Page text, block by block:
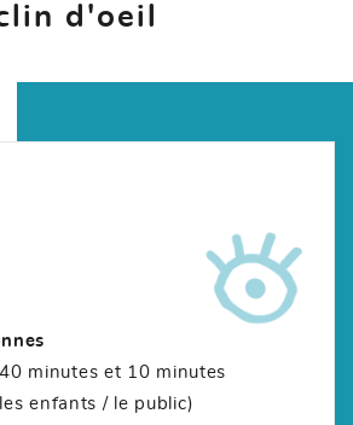
d'oeil
minutes et 10 minutes
enfants / le public)